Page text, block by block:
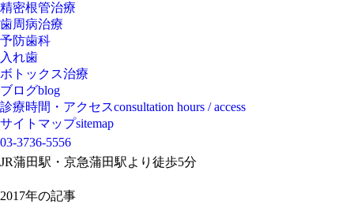
精密根管治療
歯周病治療
予防歯科
入れ歯
ボトックス治療
ブログblog
診療時間・アクセスconsultation hours / access
サイトマップsitemap
03-3736-5556
JR蒲田駅・京急蒲田駅より徒歩5分
2017年の記事